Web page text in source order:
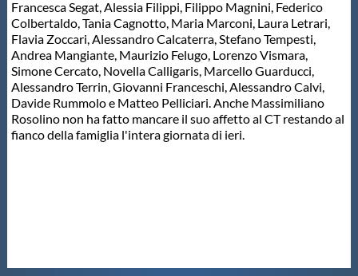
Francesca Segat, Alessia Filippi, Filippo Magnini, Federico
Colbertaldo, Tania Cagnotto, Maria Marconi, Laura Letrari,
Flavia Zoccari, Alessandro Calcaterra, Stefano Tempesti,
Andrea Mangiante, Maurizio Felugo, Lorenzo Vismara,
Simone Cercato, Novella Calligaris, Marcello Guarducci,
Alessandro Terrin, Giovanni Franceschi, Alessandro Calvi,
Davide Rummolo e Matteo Pelliciari. Anche Massimiliano
Rosolino non ha fatto mancare il suo affetto al CT restando al
fianco della famiglia l'intera giornata di ieri.